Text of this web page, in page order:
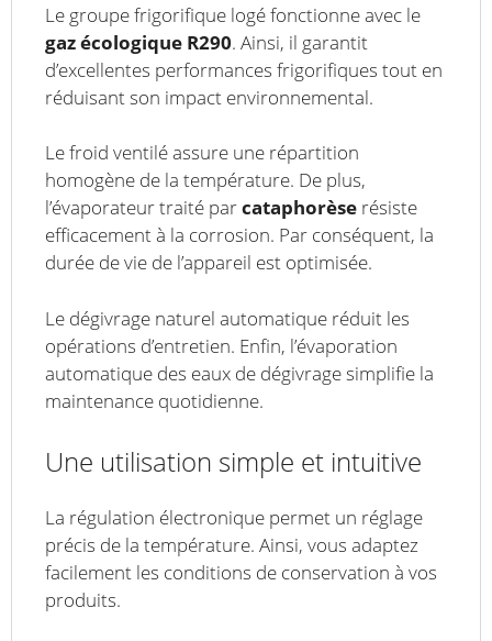
Le groupe frigorifique logé fonctionne avec le
gaz écologique R290. Ainsi, il garantit
d’excellentes performances frigorifiques tout en
réduisant son impact environnemental.
Le froid ventilé assure une répartition
homogène de la température. De plus,
l’évaporateur traité parcataphorèse résiste
efficacement à la corrosion. Par conséquent, la
durée de vie de l’appareil est optimisée.
Le dégivrage naturel automatique réduit les
opérations d’entretien. Enfin, l’évaporation
automatique des eaux de dégivrage simplifie la
maintenance quotidienne.
Une utilisation simple et intuitive
La régulation électronique permet un réglage
précis de la température. Ainsi, vous adaptez
facilement les conditions de conservation à vos
produits.